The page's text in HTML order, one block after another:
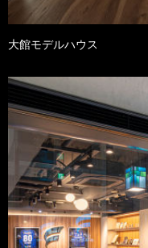
大館モデルハウス